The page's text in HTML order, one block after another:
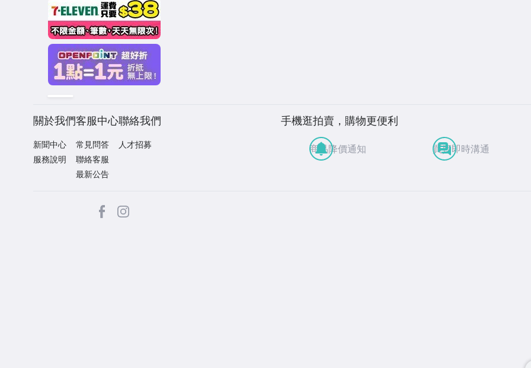
關於我們
新聞中心
服務說明
客服中心
常見問答
聯絡客服
最新公告
聯絡我們
人才招募
手機逛拍賣，購物更便利
商品降價通知 買賣即時溝通
facebook